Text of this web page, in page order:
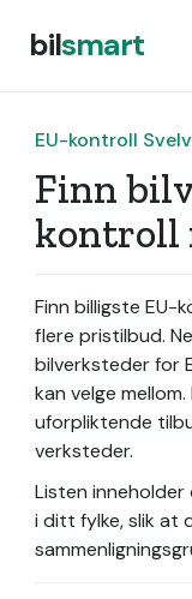
bilsmart
EU-kontroll
Finn
kontroll
Finn billigste EU-
flere pristilbud.
bilverksteder for
kan velge
uforpliktende
verksteder.
Listen
i ditt fylke, slik at